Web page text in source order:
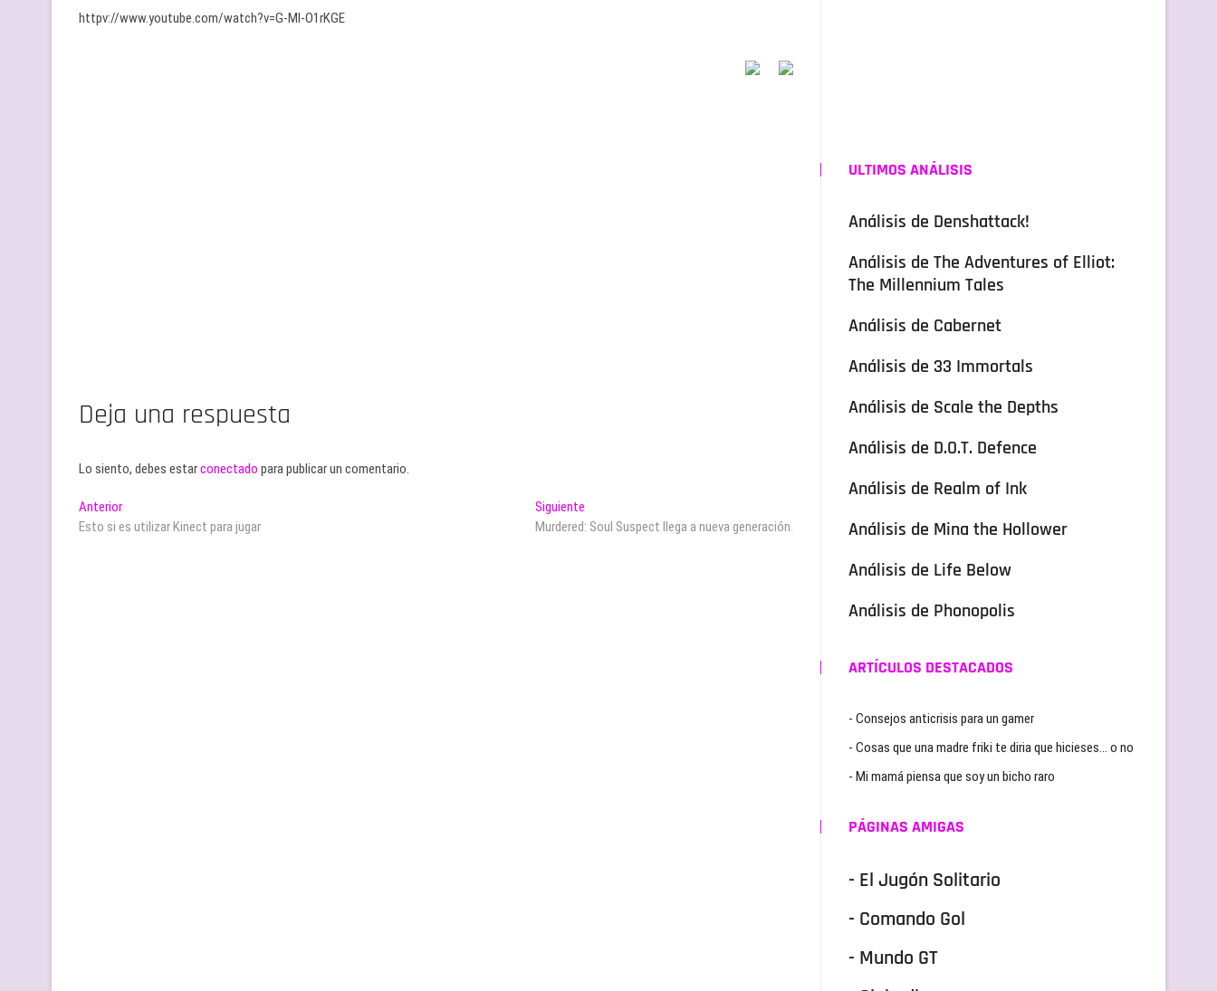
httpv://www.youtube.com/watch?v=G-MI-O1rKGE
Deja una respuesta
Lo siento, debes estarconectado para publicar un comentario.
Navegación
de
AnteriorEntrada
anterior:
Esto si es utilizar Kinect para jugar
Siguiente
siguiente:
Murdered: Soul Suspect llega a nueva generación.
ULTIMOS ANÁLISIS
Análisis de Denshattack!
Análisis de The Adventures of Elliot:
The Millennium Tales
Análisis de Cabernet
Análisis de 33 Immortals
Análisis de Scale the Depths
Análisis de D.O.T. Defence
Análisis de Realm of Ink
Análisis de Mina the Hollower
Análisis de Life Below
Análisis de Phonopolis
ARTÍCULOS DESTACADOS
- Consejos anticrisis para un gamer
- Cosas que una madre friki te diria que hicieses… o no
- Mi mamá piensa que soy un bicho raro
PÁGINAS AMIGAS
- El Jugón Solitario
- Comando Gol
- Mundo GT